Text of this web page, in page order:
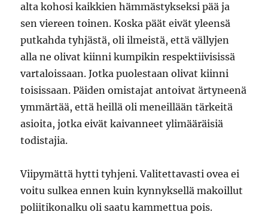
alta kohosi kaikkien hämmästykseksi pää ja
sen viereen toinen. Koska päät eivät yleensä
putkahda tyhjästä, oli ilmeistä, että vällyjen
alla ne olivat kiinni kumpikin respektiivisissä
vartaloissaan. Jotka puolestaan olivat kiinni
toisissaan. Päiden omistajat antoivat ärtyneenä
ymmärtää, että heillä oli meneillään tärkeitä
asioita, jotka eivät kaivanneet ylimääräisiä
todistajia.
Viipymättä hytti tyhjeni. Valitettavasti ovea ei
voitu sulkea ennen kuin kynnyksellä makoillut
poliitikonalku oli saatu kammettua pois.